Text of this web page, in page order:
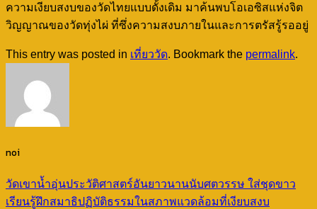
ความเงียบสงบของวัดไทยแบบดั้งเดิม มาค้นพบโอเอซิสแห่งจิต
วิญญาณของวัดทุ่งไผ่ ที่ซึ่งความสงบภายในและการตรัสรู้รออยู่
This entry was posted in เที่ยววัด. Bookmark the permalink.
noi
วัดเขาน้ำอุ่นประวัติศาสตร์อันยาวนานนับศตวรรษ ใส่ชุดขาว
เรียนรู้ฝึกสมาธิปฏิบัติธรรมในสภาพแวดล้อมที่เงียบสงบ